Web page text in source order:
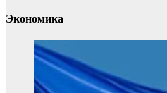
Экономика